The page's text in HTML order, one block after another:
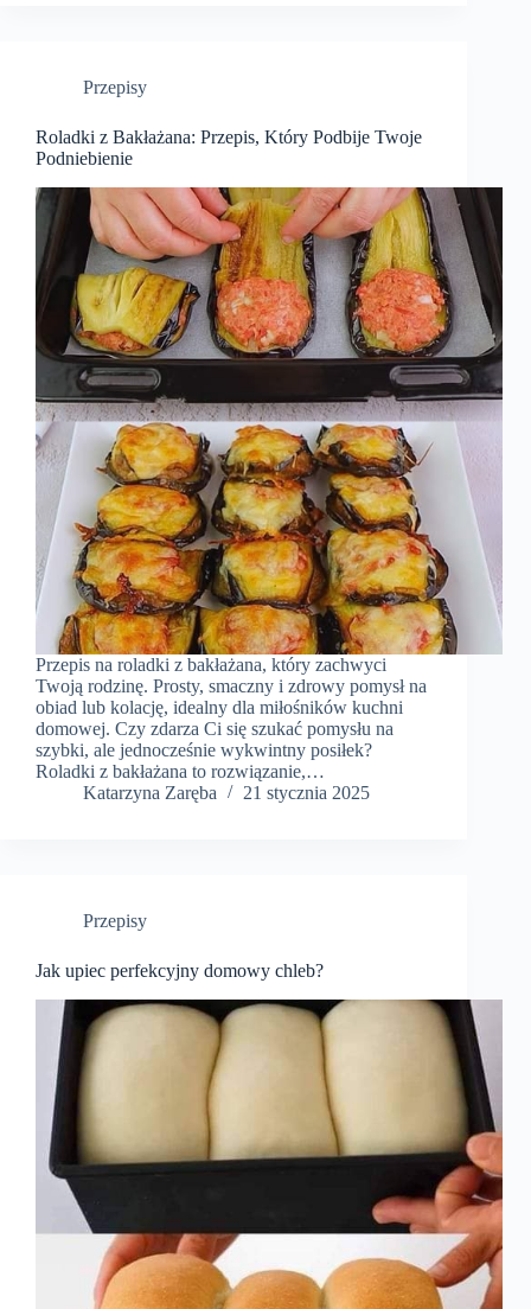
Przepisy
Roladki z Bakłażana: Przepis, Który Podbije Twoje
Podniebienie
Przepis na roladki z bakłażana, który zachwyci
Twoją rodzinę. Prosty, smaczny i zdrowy pomysł na
obiad lub kolację, idealny dla miłośników kuchni
domowej. Czy zdarza Ci się szukać pomysłu na
szybki, ale jednocześnie wykwintny posiłek?
Roladki z bakłażana to rozwiązanie,…
Katarzyna Zaręba
21 stycznia 2025
Przepisy
Jak upiec perfekcyjny domowy chleb?